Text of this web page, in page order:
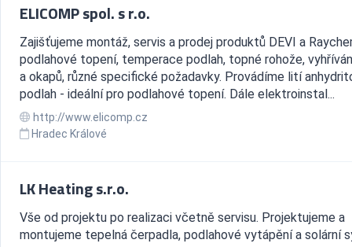
ELICOMP spol. s r.o.
Zajišťujeme montáž, servis a prodej produktů DEVI a
podlahové topení, temperace podlah, topné rohože,
a okapů, různé specifické požadavky. Provádíme lití
podlah - ideální pro podlahové topení. Dále elektroinstal...
http://www.elicomp.cz
Hradec Králové
LK Heating s.r.o.
Vše od projektu po realizaci včetně servisu. Projektujeme a
montujeme tepelná čerpadla, podlahové vytápění a solární